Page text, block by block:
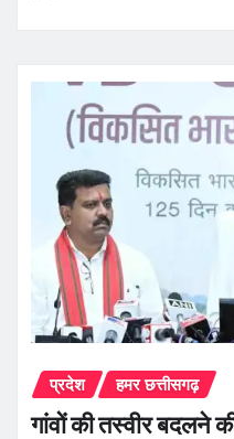
प्रदेश हमर छत्तीसगढ़
गांवों की तस्वीर बदलने